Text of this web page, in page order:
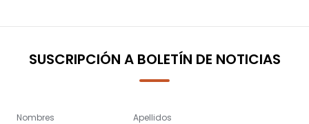
SUSCRIPCIÓN A BOLETÍN DE NOTICIAS
Nombres Apellidos